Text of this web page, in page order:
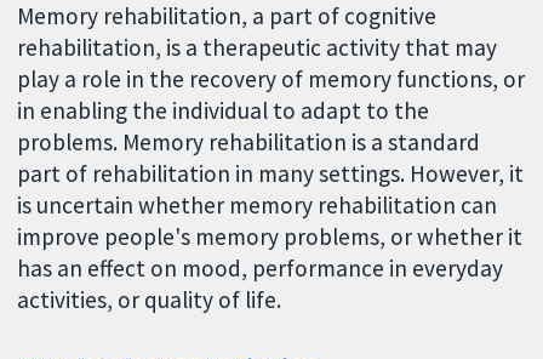
Memory rehabilitation, a part of cognitive
rehabilitation, is a therapeutic activity that may
play a role in the recovery of memory functions, or
in enabling the individual to adapt to the
problems. Memory rehabilitation is a standard
part of rehabilitation in many settings. However, it
is uncertain whether memory rehabilitation can
improve people's memory problems, or whether it
has an effect on mood, performance in everyday
activities, or quality of life.